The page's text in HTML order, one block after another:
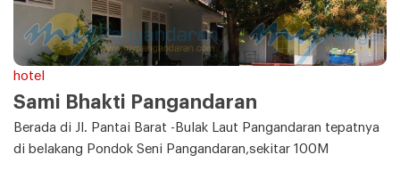
hotel
Sami Bhakti Pangandaran
Berada di Jl. Pantai Barat -Bulak Laut Pangandaran tepatnya
di belakang Pondok Seni Pangandaran,sekitar 100M